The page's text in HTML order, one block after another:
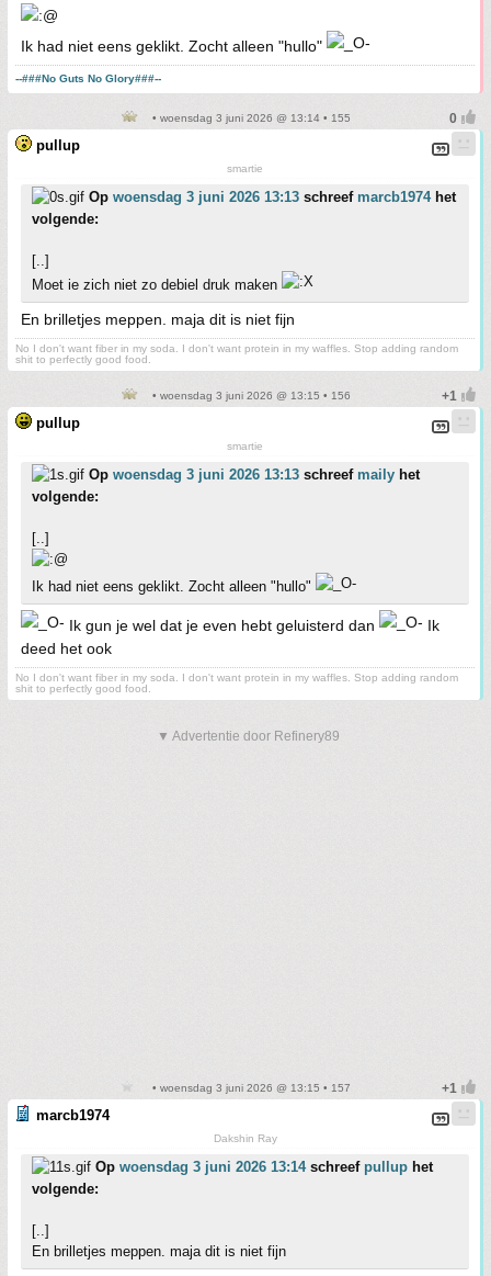
Ik had niet eens geklikt. Zocht alleen "hullo"
--###No Guts No Glory###--
• woensdag 3 juni 2026 @ 13:14 • 155
pullup
smartie
Op woensdag 3 juni 2026 13:13 schreef marcb1974het
volgende:
[..]
Moet ie zich niet zo debiel druk maken
En brilletjes meppen. maja dit is niet fijn
No I don't want fiber in my soda. I don't want protein in my waffles. Stop adding random
shit to perfectly good food.
• woensdag 3 juni 2026 @ 13:15 • 156
pullup
smartie
Op woensdag 3 juni 2026 13:13 schreef maily het
volgende:
[..]
Ik had niet eens geklikt. Zocht alleen "hullo"
Ik gun je wel dat je even hebt geluisterd dan
Ik
deed het ook
No I don't want fiber in my soda. I don't want protein in my waffles. Stop adding random
shit to perfectly good food.
▼ Advertentie door Refinery89
• woensdag 3 juni 2026 @ 13:15 • 157
marcb1974
Dakshin Ray
Op woensdag 3 juni 2026 13:14schreef pullup het
volgende:
[..]
En brilletjes meppen. maja dit is niet fijn